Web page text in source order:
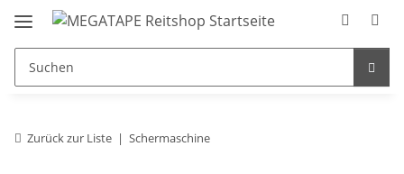
Zurück zur Liste Schermaschine